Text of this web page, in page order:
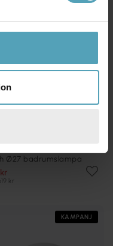
Ø27 badrumslampa
kr
KAMPANJ